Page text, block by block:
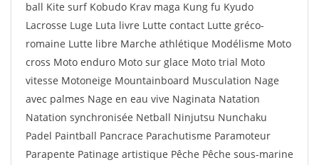
ball Kite surf Kobudo Krav maga Kung fu Kyudo
Lacrosse Luge Luta livre Lutte contact Lutte gréco-
romaine Lutte libre Marche athlétique Modélisme Moto
cross Moto enduro Moto sur glace Moto trial Moto
vitesse Motoneige Mountainboard Musculation Nage
avec palmes Nage en eau vive Naginata Natation
Natation synchronisée Netball Ninjutsu Nunchaku
Padel Paintball Pancrace Parachutisme Paramoteur
Parapente Patinage artistique Pêche Pêche sous-marine